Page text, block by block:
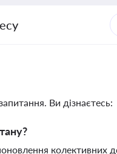
Ви дізнаєтесь:
колективних